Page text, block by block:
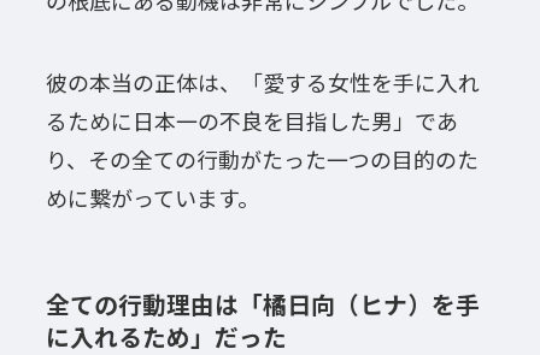
彼の本当の正体は、「愛する女性を手に入れ
るために日本一の不良を目指した男」であ
り、その全ての行動がたった一つの目的のた
めに繋がっています。
全ての行動理由は「橘日向（ヒナ）を手
に入れるため」だった